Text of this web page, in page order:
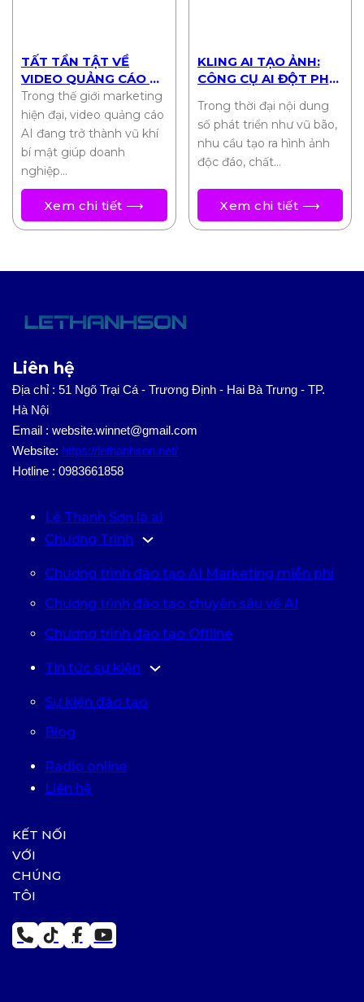
TẤT TẦN TẬT VỀ
VIDEO QUẢNG CÁO AI:
TỐI ƯU CHI PHÍ, TỐI
ĐA HIỆU QUẢ
Trong thế giới marketing
hiện đại, video quảng cáo
AI đang trở thành vũ khí
bí mật giúp doanh
nghiệp…
Xem chi tiết ⟶
KLING AI TẠO ẢNH:
CÔNG CỤ AI ĐỘT PHÁ
ẢNH 2025
Trong thời đại nội dung
số phát triển như vũ bão,
nhu cầu tạo ra hình ảnh
độc đáo, chất…
Xem chi tiết ⟶
Liên hệ
Địa chỉ : 51 Ngõ Trại Cá - Trương Định - Hai Bà Trưng - TP.
Hà Nội
Email : website.winnet@gmail.com
Website: https://lethanhson.net/
Hotline : 0983661858
Lê Thanh Sơn là ai
Chương Trình
Chương trình đào tạo AI Marketing miễn phí
Chương trình đào tạo chuyên sâu về AI
Chương trình đào tạo Offline
Tin tức sự kiện
Sự kiện đào tạo
Blog
Radio online
Liên hệ
KẾT NỐI
VỚI
CHÚNG
TÔI